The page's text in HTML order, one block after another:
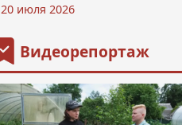
20 июля 2026
Видеорепортаж